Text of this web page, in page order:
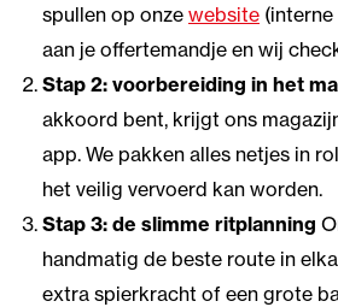
spullen op onze website
aan je offertemandje en wij
Stap 2: voorbereiding in het
akkoord bent, krijgt ons
app. We pakken alles netjes in
het veilig vervoerd kan worden.
Stap 3: de slimme ritplanning
handmatig de beste route in
extra spierkracht of een grote